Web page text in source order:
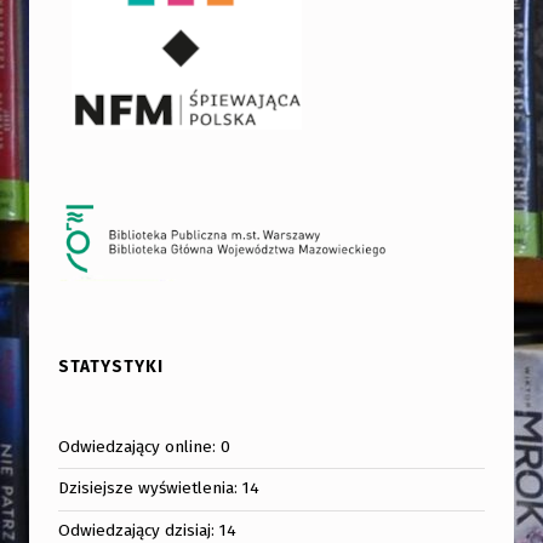
STATYSTYKI
Odwiedzający online:0
Dzisiejsze wyświetlenia:14
Odwiedzający dzisiaj:14